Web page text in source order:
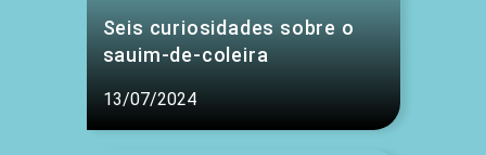
Seis curiosidades sobre o
sauim-de-coleira
13/07/2024